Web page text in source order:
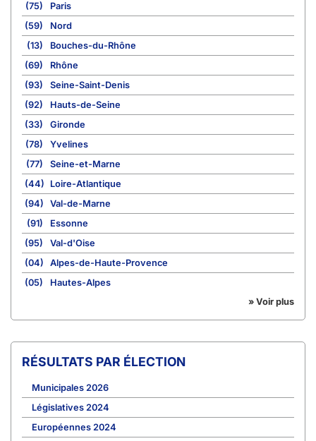
(75)
Paris
(59)
Nord
(13)
Bouches-du-Rhône
(69)
Rhône
(93)
Seine-Saint-Denis
(92)
Hauts-de-Seine
(33)
Gironde
(78)
Yvelines
(77)
Seine-et-Marne
(44)
Loire-Atlantique
(94)
Val-de-Marne
(91)
Essonne
(95)
Val-d'Oise
(04)
Alpes-de-Haute-Provence
(05)
Hautes-Alpes
» Voir plus
RÉSULTATS PAR ÉLECTION
Municipales 2026
Législatives 2024
Européennes 2024